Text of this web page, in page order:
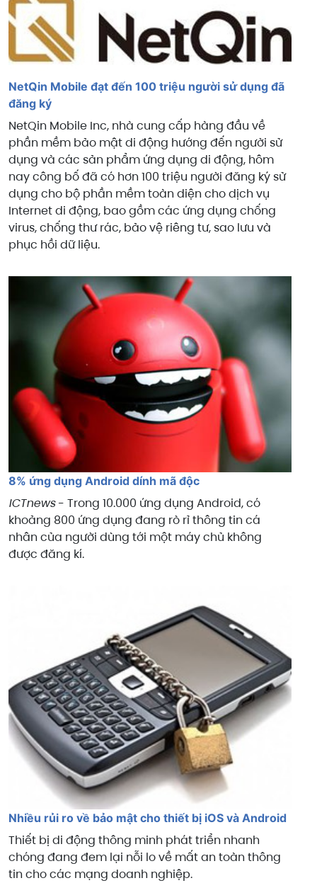
NetQin Mobile đạt đến 100 triệu người sử dụng đã
đăng ký
NetQin Mobile Inc, nhà cung cấp hàng đầu về
phần mềm bảo mật di động hướng đến người sử
dụng và các sản phẩm ứng dụng di động, hôm
nay công bố đã có hơn 100 triệu người đăng ký sử
dụng cho bộ phần mềm toàn diện chodịch vụ
Internet di động, bao gồm các ứng dụng chống
virus, chống thư rác, bảo vệ riêng tư, sao lưu và
phục hồi dữ liệu.
8% ứng dụng Android dính mã độc
ICTnews- Trong 10.000 ứng dụng Android, có
khoảng 800 ứng dụng đang rò rỉ thông tin cá
nhân của người dùng tới một máy chủ không
được đăng kí.
Nhiều rủi ro về bảo mật cho thiết bị iOS và Android
Thiết bị di động thông minh phát triển nhanh
chóng đang đem lại nỗi lo về mất an toàn thông
tin cho các mạng doanh nghiệp.